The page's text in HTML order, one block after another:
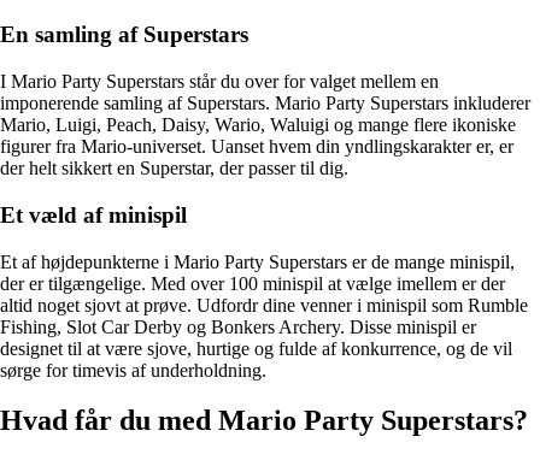
En samling af Superstars
I Mario Party Superstars står du over for valget mellem en
imponerende samling af Superstars. Mario Party Superstars inkluderer
Mario, Luigi, Peach, Daisy, Wario, Waluigi og mange flere ikoniske
figurer fra Mario-universet. Uanset hvem din yndlingskarakter er, er
der helt sikkert en Superstar, der passer til dig.
Et væld af minispil
Et af højdepunkterne i Mario Party Superstars er de mange minispil,
der er tilgængelige. Med over 100 minispil at vælge imellem er der
altid noget sjovt at prøve. Udfordr dine venner i minispil som Rumble
Fishing, Slot Car Derby og Bonkers Archery. Disse minispil er
designet til at være sjove, hurtige og fulde af konkurrence, og de vil
sørge for timevis af underholdning.
Hvad får du med Mario Party Superstars?